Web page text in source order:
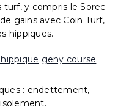
turf, y compris le Sorec
gains avec Coin Turf,
hippiques.
geny course
: endettement,